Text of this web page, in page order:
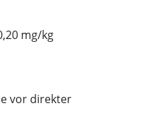
mg/kg
vor direkter